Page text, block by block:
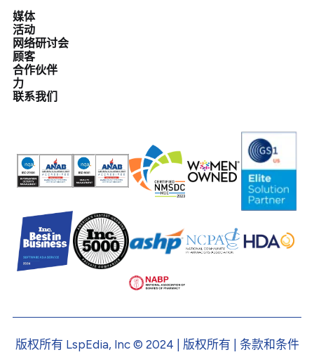
媒体
活动
网络研讨会
顾客
合作伙伴
力
联系我们
版权所有 LspEdia, Inc © 2024 | 版权所有 | 条款和条件